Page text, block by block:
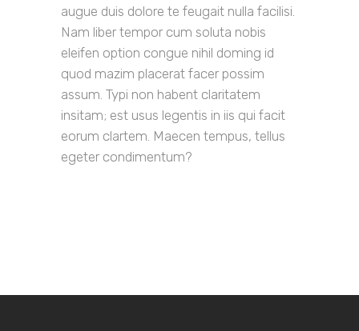
augue duis dolore te feugait nulla facilisi.
Nam liber tempor cum soluta nobis
eleifen option congue nihil doming id
quod mazim placerat facer possim
assum. Typi non habent claritatem
insitam; est usus legentis in iis qui facit
eorum clartem. Maecen tempus, tellus
egeter condimentum?